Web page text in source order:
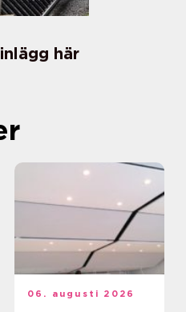
här
06. augusti 2026